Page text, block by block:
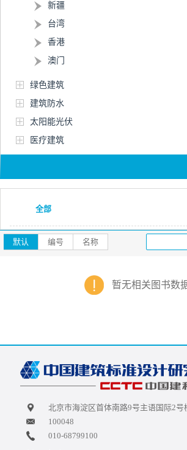
新疆
台湾
香港
澳门
绿色建筑
建筑防水
太阳能光伏
医疗建筑
全部
默认 编号 名称
暂无相关图书数
北京市海淀区首体南路9号主语国际2号
100048
010-68799100